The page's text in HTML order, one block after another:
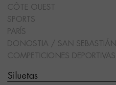
CÔTE OUEST
SPORTS
PARÍS
DONOSTIA / SAN SEBASTIÁN
COMPETICIONES DEPORTIVAS
Siluetas